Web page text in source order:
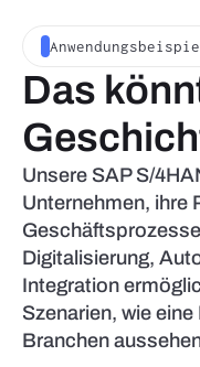
Das
Unsere SAP S/
Unternehmen, ihre
Digitalisierung,
Integration
Szenarien, wie
Branchen